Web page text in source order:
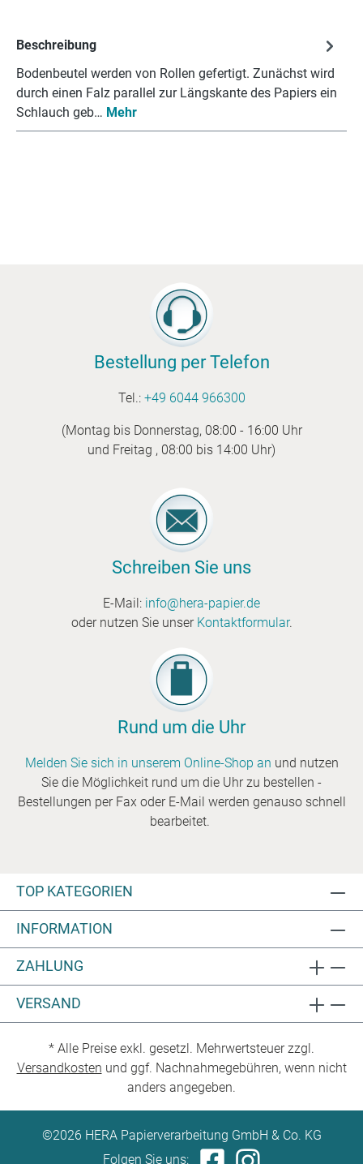
Beschreibung
Bodenbeutel werden von Rollen gefertigt. Zunächst wird
durch einen Falz parallel zur Längskante des Papiers ein
Schlauch geb… Mehr
Bestellung per Telefon
Tel.: +49 6044 966300
(Montag bis Donnerstag, 08:00 - 16:00 Uhr
und Freitag , 08:00 bis 14:00 Uhr)
Schreiben Sie uns
E-Mail: info@hera-papier.de
oder nutzen Sie unser Kontaktformular.
Rund um die Uhr
Melden Sie sich in unserem Online-Shop an und nutzen
Sie die Möglichkeit rund um die Uhr zu bestellen -
Bestellungen per Fax oder E-Mail werden genauso schnell
bearbeitet.
TOP KATEGORIEN
INFORMATION
ZAHLUNG
VERSAND
* Alle Preise exkl. gesetzl. Mehrwertsteuer zzgl.
Versandkosten und ggf. Nachnahmegebühren, wenn nicht
anders angegeben.
©2026 HERA Papierverarbeitung GmbH & Co. KG
Folgen Sie uns: